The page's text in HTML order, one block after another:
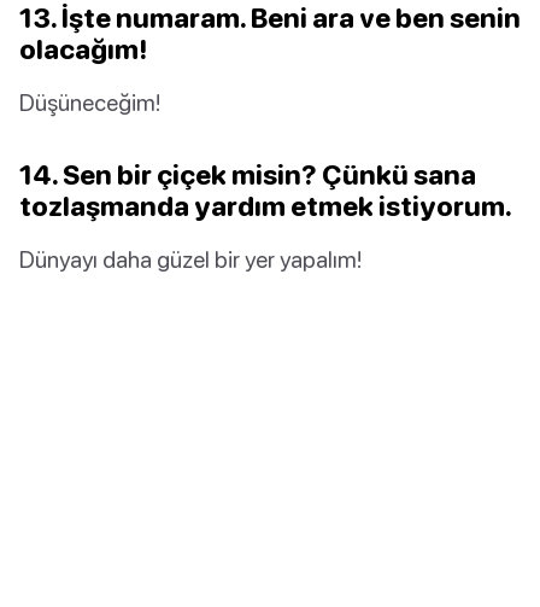
13. İşte numaram. Beni ara ve ben senin
olacağım!
Düşüneceğim!
14. Sen bir çiçek misin? Çünkü sana
tozlaşmanda yardım etmek istiyorum.
Dünyayı daha güzel bir yer yapalım!